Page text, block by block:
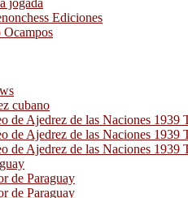
jogada
Ediciones
Ocampos
cubano
de Ajedrez de las Naciones 1939
de Ajedrez de las Naciones 1939
de Ajedrez de las Naciones 1939
de Paraguay
de Paraguay